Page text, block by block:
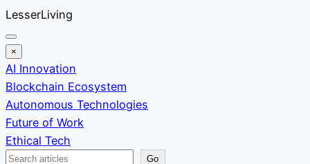
Skip
to
content
LesserLiving
×
AI Innovation
Blockchain Ecosystem
Autonomous Technologies
Future of Work
Ethical Tech
Search
Go